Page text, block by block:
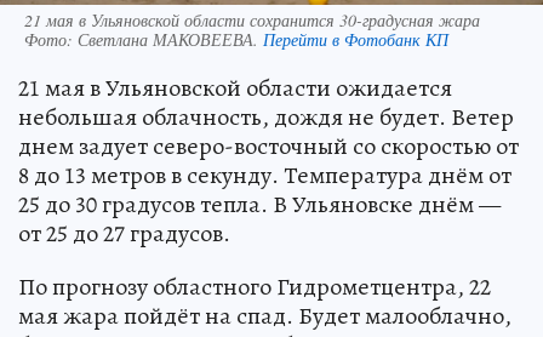
21 мая в Ульяновской области сохранится 30-градусная жара
Фото: Светлана МАКОВЕЕВА. Перейти в Фотобанк КП
21 мая в Ульяновской области ожидается
небольшая облачность, дождя не будет. Ветер
днем задует северо-восточный со скоростью от
8 до 13 метров в секунду. Температура днём от
25 до 30 градусов тепла. В Ульяновске днём —
от 25 до 27 градусов.
По прогнозу областного Гидрометцентра, 22
мая жара пойдёт на спад. Будет малооблачно,